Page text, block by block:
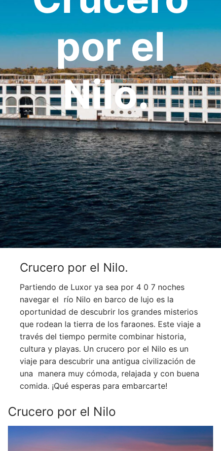
OCEANÍA
SUDAMÉRICApor el
Nilo.
Crucero por el Nilo.
Partiendo de Luxor ya sea por 4 0 7 noches
navegar el río Nilo en barco de lujo es la
oportunidad de descubrir los grandes misterios
que rodean la tierra de los faraones. Este viaje a
través del tiempo permite combinar historia,
cultura y playas. Un crucero por el Nilo es un
viaje para descubrir una antigua civilización de
una manera muy cómoda, relajada y con buena
comida. ¡Qué esperas para embarcarte!
Crucero por el Nilo